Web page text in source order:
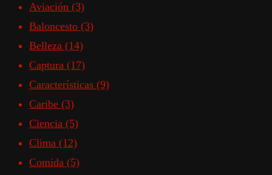
Aviación (3)
Baloncesto (3)
Belleza (14)
Captura (17)
Características (9)
Caribe (3)
Ciencia (5)
Clima (12)
Comida (5)